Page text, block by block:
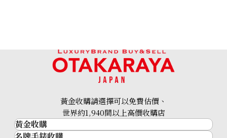
24k gold (K24) gold wire
HKD 42,053.1
黃金收購請選擇可以免費估價、
世界約1,940間以上高價收購店
黃金收購